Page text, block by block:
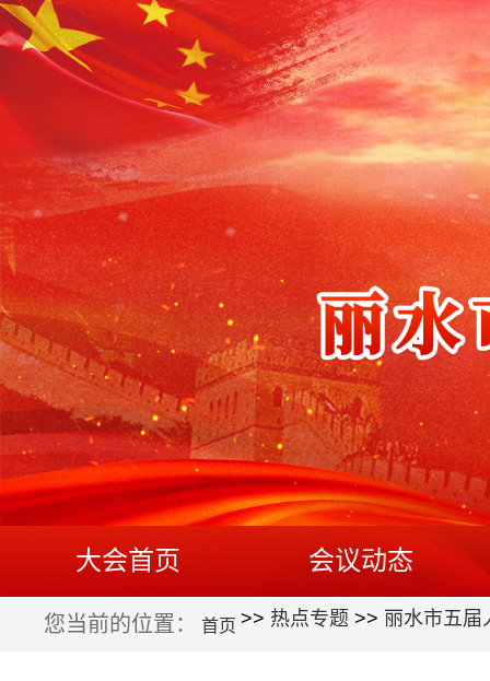
大会首页 会议动态
您当前的位置： 首页 >> 热点专题 >> 丽水市五届